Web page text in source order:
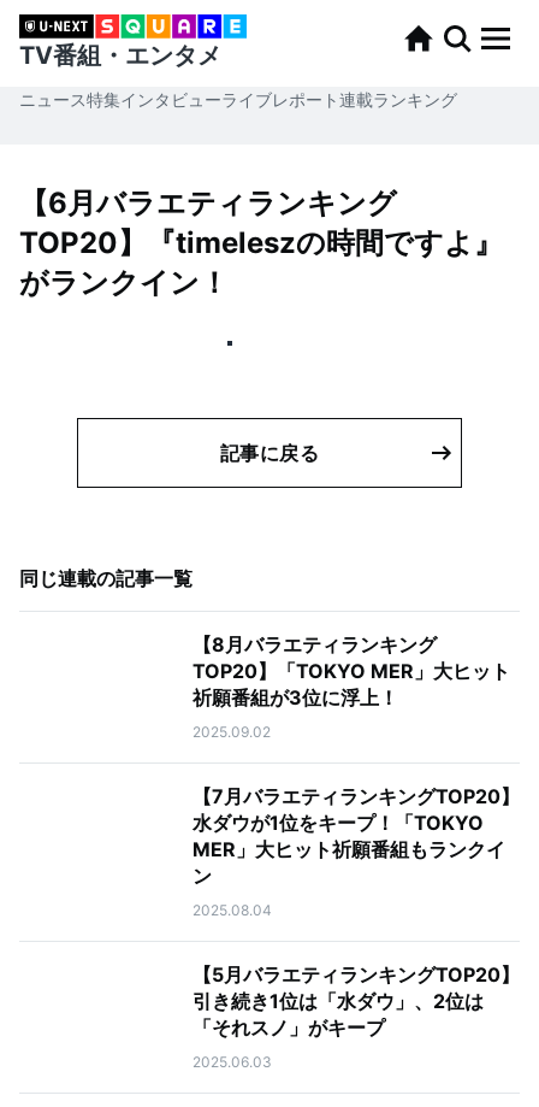
TV番組・エンタメ
ニュース特集インタビューライブレポート連載ランキング
【6月バラエティランキング
TOP20】『timeleszの時間ですよ』
がランクイン！
記事に戻る
同じ連載の記事一覧
【8月バラエティランキング
TOP20】「TOKYO MER」大ヒット
祈願番組が3位に浮上！
2025.09.02
【7月バラエティランキングTOP20】
水ダウが1位をキープ！「TOKYO
MER」大ヒット祈願番組もランクイ
ン
2025.08.04
【5月バラエティランキングTOP20】
引き続き1位は「水ダウ」、2位は
「それスノ」がキープ
2025.06.03